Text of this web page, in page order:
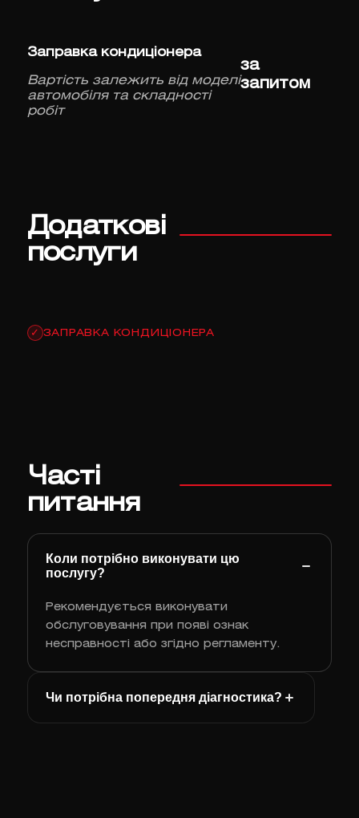
Заправка кондиціонера
Вартість залежить від моделі
автомобіля та складності
робіт
за
запитом
Додаткові
послуги
✓ ЗАПРАВКА КОНДИЦІОНЕРА
Часті
питання
Коли потрібно виконувати цю
послугу?
Рекомендується виконувати
обслуговування при появі ознак
несправності або згідно регламенту.
Чи потрібна попередня діагностика?